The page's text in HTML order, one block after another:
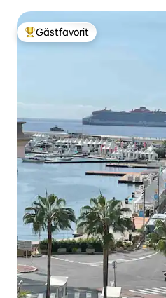
Populär gästfavorit
Gästfavorit